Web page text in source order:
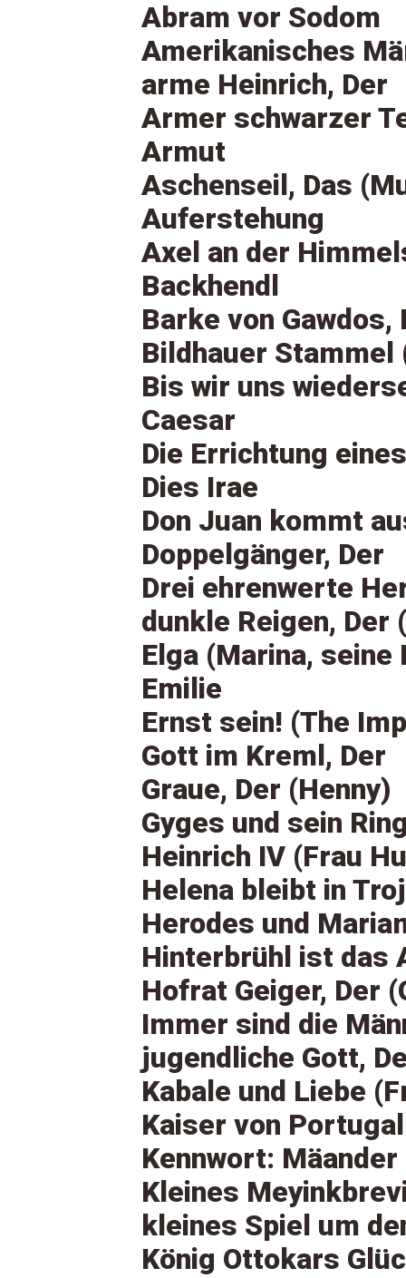
Abram vor Sodom
Amerikanisches
arme Heinrich, Der
Armer schwarzer
Armut
Aschenseil, Das
Auferstehung
Axel an der
Backhendl
Barke von Gawdos,
Bildhauer Stammel
Bis wir uns
Caesar
Die Errichtung
Dies Irae
Don Juan kommt
Doppelgänger, Der
Drei ehrenwerte
dunkle Reigen, Der
Elga (Marina,
Emilie
Ernst sein! (The
Gott im Kreml, Der
Graue, Der (Henny)
Gyges und sein
Heinrich IV (Frau
Helena bleibt in
Herodes und
Hinterbrühl ist das
Hofrat Geiger, Der
Immer sind die
jugendliche Gott,
Kabale und Liebe
Kaiser von
Kennwort: Mäander
Kleines
kleines Spiel um
König Ottokars